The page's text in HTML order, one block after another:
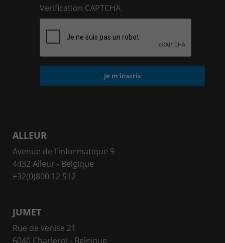
Verification CAPTCHA
ALLEUR
Avenue de l'informatique 9
4432 Alleur - Belgique
+32(0)800 12 512
JUMET
Rue de venise 21
6040 Charleroi - Belgique